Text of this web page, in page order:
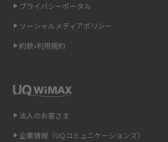
スマホのウィジェットとは？iPhone・Androidの
リプライ機能とは？LINE、X（旧Twitter）、
インスタのDMの送り方は？便利機能の使い方や
Bluetooth®とは？Wi-Fiとの違いやスマホ・PCと
プライバシーポータル
ソーシャルメディアポリシー
約款•利用規約
法人のお客さま
企業情報（UQコミュニケーションズ）